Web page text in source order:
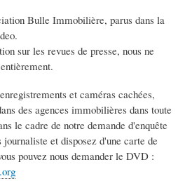
Bulle Immobilière, parus dans la
sur les revues de presse, nous ne
et caméras cachées,
des agences immobilières dans toute
le cadre de notre demande d'enquête
et disposez d'une carte de
pouvez nous demander le DVD :